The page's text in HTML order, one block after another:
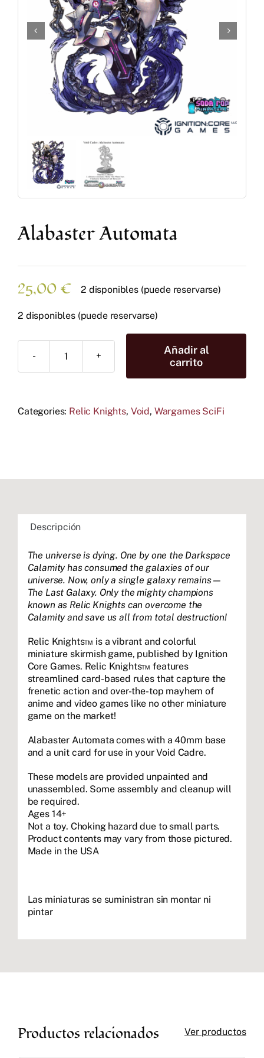
Accesorios y Hobby
Juegos de Mesa
Cartas Coleccionables
Alabaster Automata
25,00 € 2 disponibles (puede reservarse)
2 disponibles (puede reservarse)
Alabaster
Automata
Añadir al
carrito
Categories: Relic Knights, Void, Wargames SciFi
Descripción
The universe is dying. One by one the Darkspace
Calamity has consumed the galaxies of our
universe. Now, only a single galaxy remains—
The Last Galaxy. Only the mighty champions
known as Relic Knights can overcome the
Calamity and save us all from total destruction!
Relic Knights™ is a vibrant and colorful
miniature skirmish game, published by Ignition
Core Games. Relic Knights™ features
streamlined card-based rules that capture the
frenetic action and over-the-top mayhem of
anime and video games like no other miniature
game on the market!
Alabaster Automata comes with a 40mm base
and a unit card for use in your Void Cadre.
These models are provided unpainted and
unassembled. Some assembly and cleanup will
be required.
Ages 14+
Not a toy. Choking hazard due to small parts.
Product contents may vary from those pictured.
Made in the USA
Las miniaturas se suministran sin montar ni
pintar
Productos relacionados Ver productos